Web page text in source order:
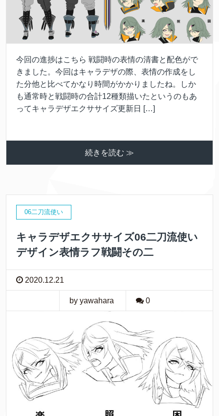
今回の進捗はこちら 戦闘時の表情の清書と配色がで
きました。今回はキャラデザの際、表情の作成をし
た分他と比べてかなり時間がかかりましたね。しか
も通常時と戦闘時の合計12種類描いたというのもあ
ってキャラデザエクササイズ更新日 […]
続きを読む ≫
06二刀流使い
キャラデザエクササイズ06二刀流使い
デザイン表情ラフ戦闘その二
2020.12.21
by yawahara 0